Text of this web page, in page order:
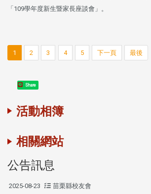
「109學年度新生暨家長座談會」。
1 2 3 4 5 下一頁 最後
Share
活動相簿
相關網站
公告訊息
2025-08-23 苗栗縣校友會